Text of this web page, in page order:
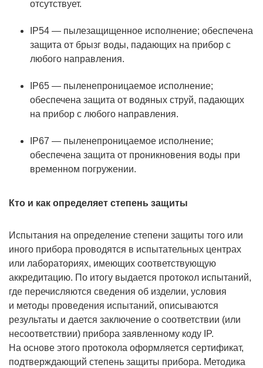
отсутствует.
IP54 — пылезащищенное исполнение; обеспечена
защита от брызг воды, падающих на прибор с
любого направления.
IP65 — пыленепроницаемое исполнение;
обеспечена защита от водяных струй, падающих
на прибор с любого направления.
IP67 — пыленепроницаемое исполнение;
обеспечена защита от проникновения воды при
временном погружении.
Кто и как определяет степень защиты
Испытания на определение степени защиты того или
иного прибора проводятся в испытательных центрах
или лабораториях, имеющих соответствующую
аккредитацию. По итогу выдается протокол испытаний,
где перечисляются сведения об изделии, условия
и методы проведения испытаний, описываются
результаты и дается заключение о соответствии (или
несоответствии) прибора заявленному коду IP.
На основе этого протокола оформляется сертификат,
подтверждающий степень защиты прибора. Методика